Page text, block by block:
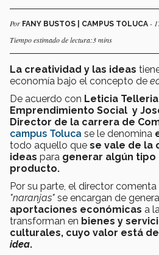
Por FANY BUSTOS | CAMPUS TOLUCA -
Tiempo estimado de lectura:3 mins
La creatividad y las ideas
economía bajo el concepto de
De acuerdo con Leticia
Emprendimiento Social y
Director de la carrera de
campus Toluca se le denomina
todo aquello que se vale de la
ideas para generar algún tipo
producto.
Por su parte, el director comenta
"naranjas" se encargan de
aportaciones económicas a
transforman en bienes y
culturales, cuyo valor está
idea.